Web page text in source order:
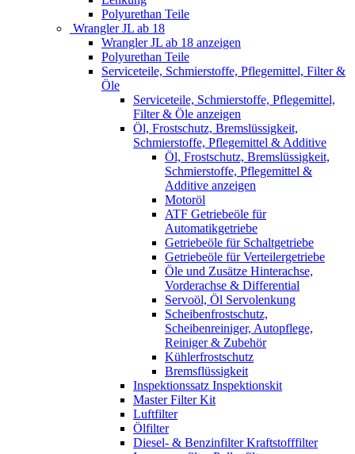
Polyurethan Teile
Wrangler JL ab 18
Wrangler JL ab 18 anzeigen
Polyurethan Teile
Serviceteile, Schmierstoffe, Pflegemittel, Filter &
Öle
Serviceteile, Schmierstoffe, Pflegemittel,
Filter & Öle anzeigen
Öl, Frostschutz, Bremslüssigkeit,
Schmierstoffe, Pflegemittel & Additive
Öl, Frostschutz, Bremslüssigkeit,
Schmierstoffe, Pflegemittel &
Additive anzeigen
Motoröl
ATF Getriebeöle für
Automatikgetriebe
Getriebeöle für Schaltgetriebe
Getriebeöle für Verteilergetriebe
Öle und Zusätze Hinterachse,
Vorderachse & Differential
Servoöl, Öl Servolenkung
Scheibenfrostschutz,
Scheibenreiniger, Autopflege,
Reiniger & Zubehör
Kühlerfrostschutz
Bremsflüssigkeit
Inspektionssatz Inspektionskit
Master Filter Kit
Luftfilter
Ölfilter
Diesel- & Benzinfilter Kraftstofffilter